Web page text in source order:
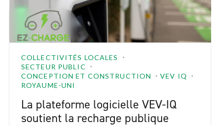
COLLECTIVITÉS LOCALES
SECTEUR PUBLIC
CONCEPTION ET CONSTRUCTION
VEV IQ
ROYAUME-UNI
La plateforme logicielle VEV-IQ
soutient la recharge publique